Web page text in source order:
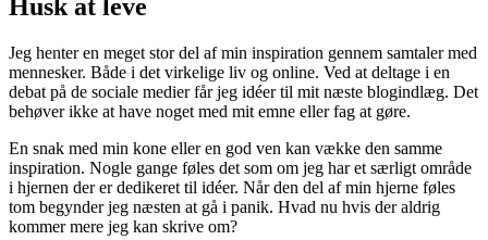
Husk at leve
Jeg henter en meget stor del af min inspiration gennem samtaler med
mennesker. Både i det virkelige liv og online. Ved at deltage i en
debat på de sociale medier får jeg idéer til mit næste blogindlæg. Det
behøver ikke at have noget med mit emne eller fag at gøre.
En snak med min kone eller en god ven kan vække den samme
inspiration. Nogle gange føles det som om jeg har et særligt område
i hjernen der er dedikeret til idéer. Når den del af min hjerne føles
tom begynder jeg næsten at gå i panik. Hvad nu hvis der aldrig
kommer mere jeg kan skrive om?